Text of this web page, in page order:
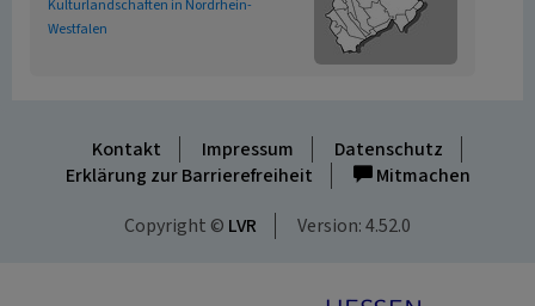
Kulturlandschaften in Nordrhein-
Westfalen
Kontakt Impressum
Datenschutz
Erklärung zur Barrierefreiheit
Mitmachen
Copyright © LVR Version: 4.52.0